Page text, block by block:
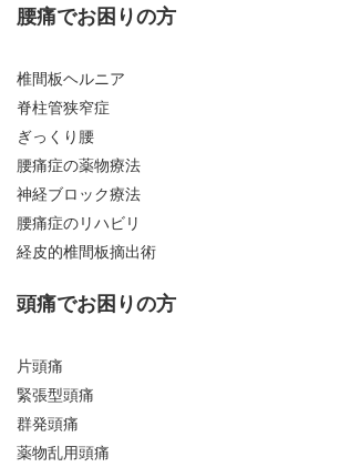
腰痛でお困りの方
椎間板ヘルニア
脊柱管狭窄症
ぎっくり腰
腰痛症の薬物療法
神経ブロック療法
腰痛症のリハビリ
経皮的椎間板摘出術
頭痛でお困りの方
片頭痛
緊張型頭痛
群発頭痛
薬物乱用頭痛